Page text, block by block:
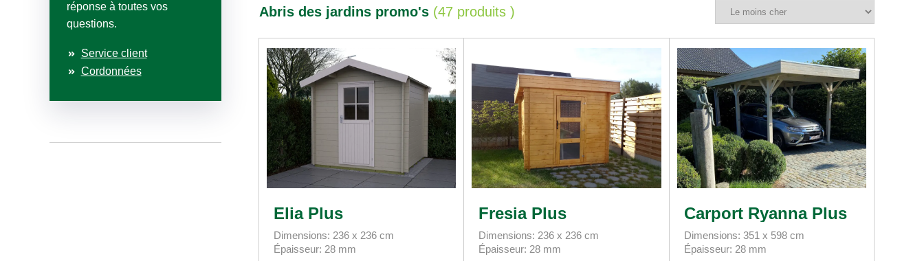
réponse à toutes vos
questions.
Service client
Cordonnées
Abris des jardins promo's (47 produits )
Elia Plus
Dimensions: 236 x 236 cm
Épaisseur: 28 mm
Fresia Plus
Dimensions: 236 x 236 cm
Épaisseur: 28 mm
Carport Ryanna Plus
Dimensions: 351 x 598 cm
Épaisseur: 28 mm